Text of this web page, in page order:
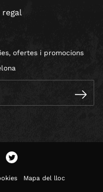
regal
ofertes i promocions
Mapa del lloc